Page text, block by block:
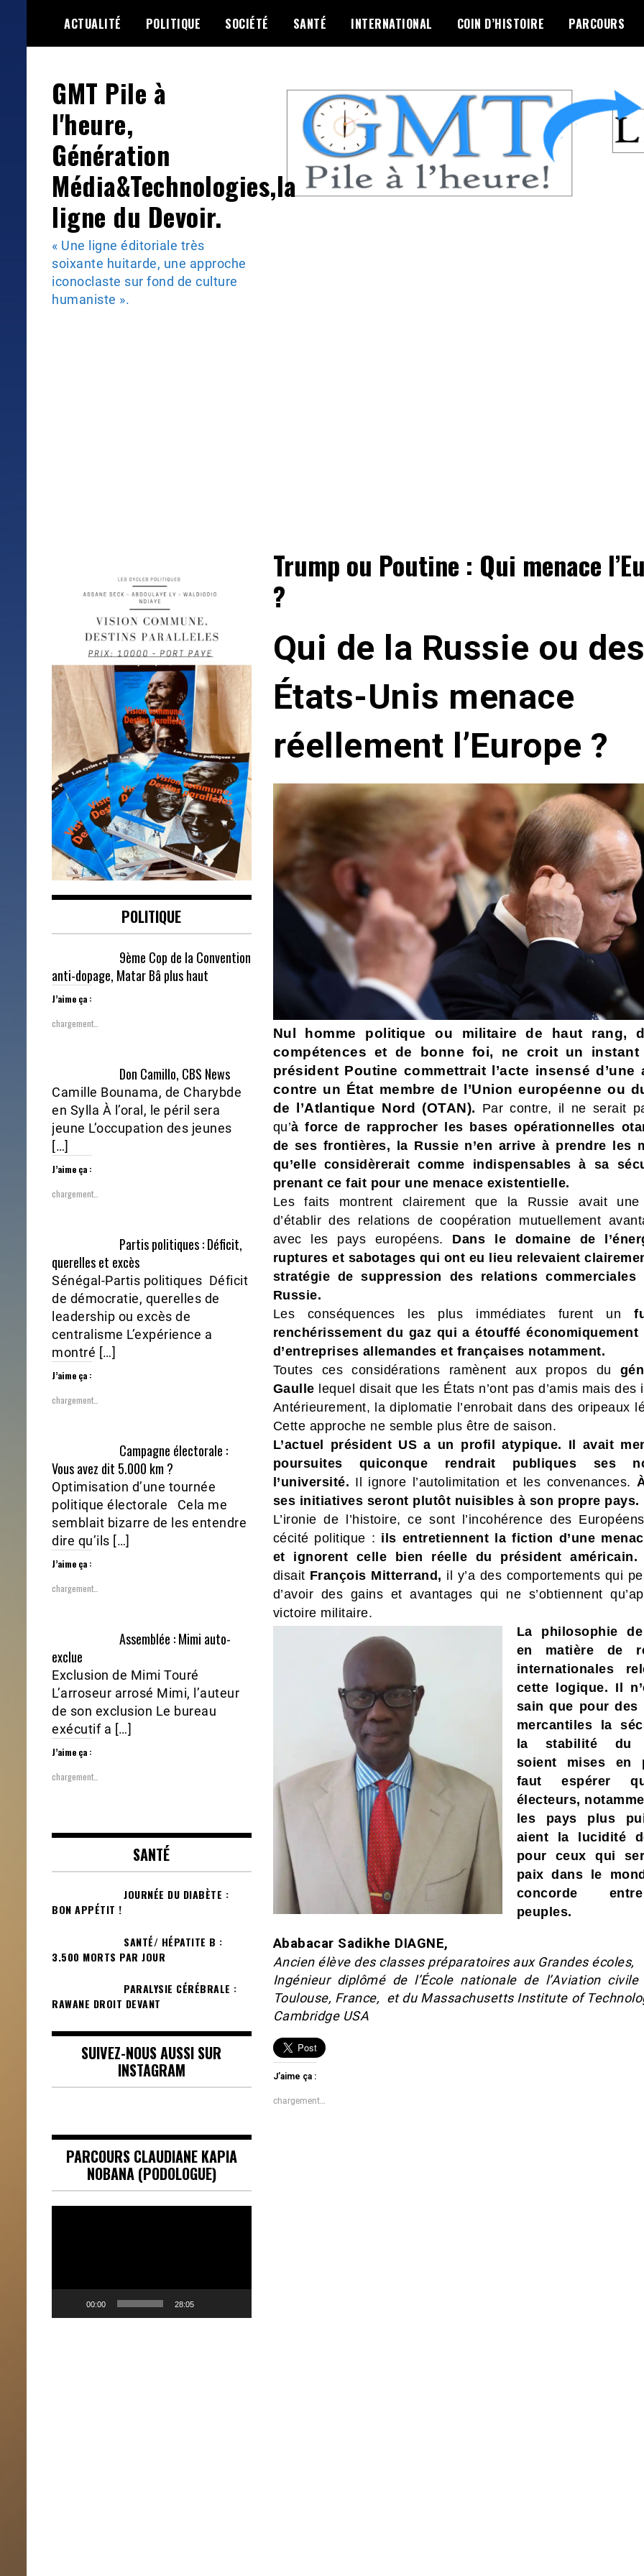
content
ACTUALITÉ POLITIQUE SOCIÉTÉ SANTÉ INTERNATIONAL COIN D’HISTOIRE PARCOURS
GMT Pile à
l'heure,
Génération
Média&Technologies,la
ligne du Devoir.
« Une ligne éditoriale très
soixante huitarde, une approche
iconoclaste sur fond de culture
humaniste ».
Trump ou Poutine : Qui menace
?
Qui de la Russie ou des
États-Unis menace
réellement l’Europe ?
Nul homme politique ou militaire de haut rang,
compétences et de bonne foi, ne croit un instant
président Poutine commettrait l’acte insensé d’une
contre un État membre de l’Union européenne ou
de l’Atlantique Nord (OTAN). Par contre, il ne serait
qu’à force de rapprocher les bases opérationnelles
de ses frontières, la Russie n’en arrive à prendre les
qu’elle considèrerait comme indispensables à sa
prenant ce fait pour une menace existentielle.
Les faits montrent clairement que la Russie avait une
d’établir des relations de coopération mutuellement
avec les pays européens. Dans le domaine de
ruptures et sabotages qui ont eu lieu relevaient
stratégie de suppression des relations commerciales
Russie.
Les conséquences les plus immédiates furent un
renchérissement du gaz qui a étouffé économiquement
d’entreprises allemandes et françaises notamment.
Toutes ces considérations ramènent aux propos du
Gaulle lequel disait que les États n’ont pas d’amis mais des
Antérieurement, la diplomatie l’enrobait dans des oripeaux
Cette approche ne semble plus être de saison.
L’actuel président US a un profil atypique. Il avait
poursuites quiconque rendrait publiques ses
l’université. Il ignore l’autolimitation et les convenances.
ses initiatives seront plutôt nuisibles à son propre pays.
L’ironie de l’histoire, ce sont l’incohérence des
cécité politique : i ls entretiennent la fiction d’une
et ignorent celle bien réelle du président américain.
disait François Mitterrand, il y’a des comportements qui
d’avoir des gains et avantages qui ne s’obtiennent
victoire militaire.
La philosophie
en matière de
internationales
cette logique. Il
sain que pour des
mercantiles la
la stabilité du
soient mises en
faut espérer
électeurs,
les pays plus
aient la lucidité
pour ceux qui
paix dans le
concorde
peuples.
Ababacar Sadikhe DIAGNE,
Ancien élève des classes préparatoires aux Grandes écoles,
Ingénieur diplômé de l’École nationale de l’Aviation civile
Toulouse, France, et du Massachusetts Institute of
Cambridge USA
J’aime ça :
chargement…
POLITIQUE
9ème Cop de la Convention
anti-dopage, Matar Bâ plus haut
J’aime ça :
chargement…
Don Camillo, CBS News
Camille Bounama, de Charybde
en Sylla À l’oral, le péril sera
jeune L’occupation des jeunes
[…]
J’aime ça :
chargement…
Partis politiques : Déficit,
querelles et excès
Sénégal-Partis politiques Déficit
de démocratie, querelles de
leadership ou excès de
centralisme L’expérience a
montré […]
J’aime ça :
chargement…
Campagne électorale :
Vous avez dit 5.000 km ?
Optimisation d’une tournée
politique électorale Cela me
semblait bizarre de les entendre
dire qu’ils […]
J’aime ça :
chargement…
Assemblée : Mimi auto-
exclue
Exclusion de Mimi Touré
L’arroseur arrosé Mimi, l’auteur
de son exclusion Le bureau
exécutif a […]
J’aime ça :
chargement…
SANTÉ
JOURNÉE DU DIABÈTE :
BON APPÉTIT !
SANTÉ/ HÉPATITE B :
3.500 MORTS PAR JOUR
PARALYSIE CÉRÉBRALE :
RAWANE DROIT DEVANT
SUIVEZ-NOUS AUSSI SUR
INSTAGRAM
PARCOURS CLAUDIANE KAPIA
NOBANA (PODOLOGUE)
00:00 28:05